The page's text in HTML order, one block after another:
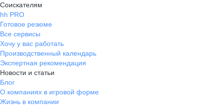
Соискателям
hh PRO
Готовое резюме
Все сервисы
Хочу у вас работать
Производственный календарь
Экспертная рекомендация
Новости и статьи
Блог
О компаниях в игровой форме
Жизнь в компании